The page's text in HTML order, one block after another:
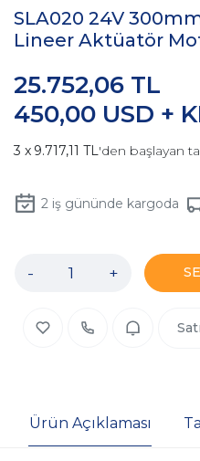
SLA020 24V
Lineer Aktüatör
450,00 USD +
25.752,06 TL
9.717,11 TL'den başlayan
2iş gününde kargoda
- +
Ürün Açıklaması